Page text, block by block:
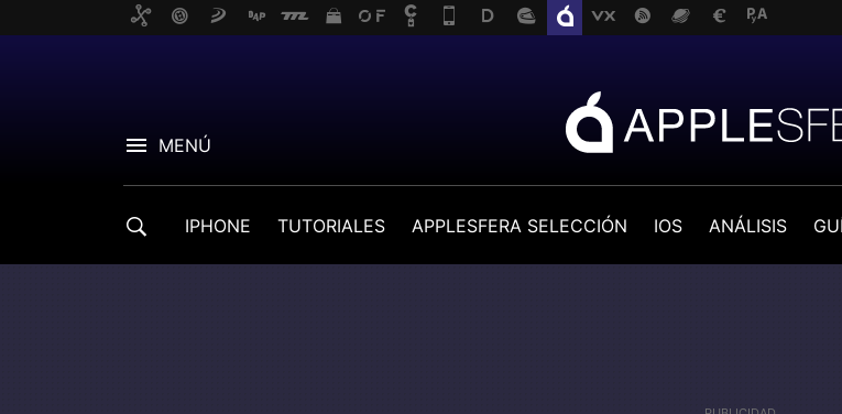
MENÚ
IPHONE TUTORIALES APPLESFERA SELECCIÓN IOS ANÁLISIS